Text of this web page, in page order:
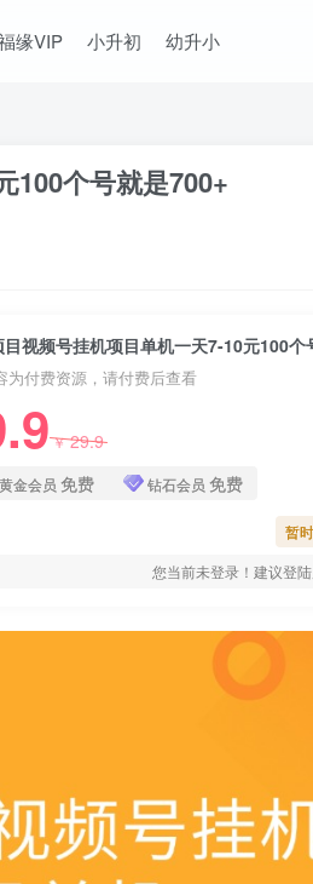
缘VIP 小升初 幼升小
100个号就是700+
目视频号挂机项目单机一天7-10元100个
为付费资源，请付费后查看
￥29.9
黄金会员 免费 钻石会员 免费
暂
您当前未登录！建议登